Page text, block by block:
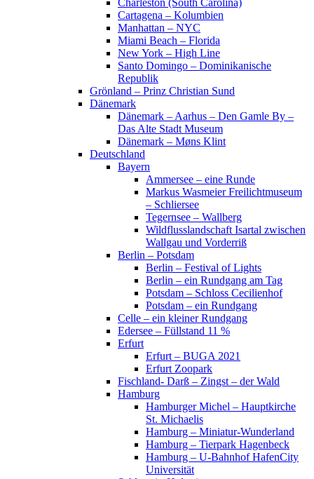
Charleston (South Carolina)
Cartagena – Kolumbien
Manhattan – NYC
Miami Beach – Florida
New York – High Line
Santo Domingo – Dominikanische
Republik
Grönland – Prinz Christian Sund
Dänemark
Dänemark – Aarhus – Den Gamle By –
Das Alte Stadt Museum
Dänemark – Møns Klint
Deutschland
Bayern
Ammersee – eine Runde
Markus Wasmeier Freilichtmuseum
– Schliersee
Tegernsee – Wallberg
Wildflusslandschaft Isartal zwischen
Wallgau und Vorderriß
Berlin – Potsdam
Berlin – Festival of Lights
Berlin – ein Rundgang am Tag
Potsdam – Schloss Cecilienhof
Potsdam – ein Rundgang
Celle – ein kleiner Rundgang
Edersee – Füllstand 11 %
Erfurt
Erfurt – BUGA 2021
Erfurt Zoopark
Fischland- Darß – Zingst – der Wald
Hamburg
Hamburger Michel – Hauptkirche
St. Michaelis
Hamburg – Miniatur-Wunderland
Hamburg – Tierpark Hagenbeck
Hamburg – U-Bahnhof HafenCity
Universität